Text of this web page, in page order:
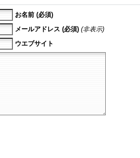
お名前 (必須)
メールアドレス (必須) (非表示)
ウエブサイト